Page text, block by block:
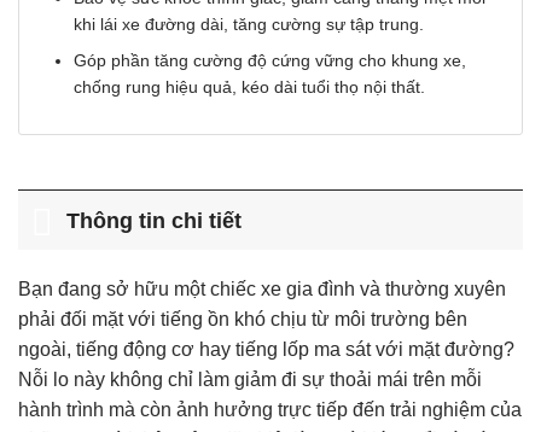
khi lái xe đường dài, tăng cường sự tập trung.
Góp phần tăng cường độ cứng vững cho khung xe,
chống rung hiệu quả, kéo dài tuổi thọ nội thất.
Thông tin chi tiết
Bạn đang sở hữu một chiếc xe gia đình và thường xuyên
phải đối mặt với tiếng ồn khó chịu từ môi trường bên
ngoài, tiếng động cơ hay tiếng lốp ma sát với mặt đường?
Nỗi lo này không chỉ làm giảm đi sự thoải mái trên mỗi
hành trình mà còn ảnh hưởng trực tiếp đến trải nghiệm của